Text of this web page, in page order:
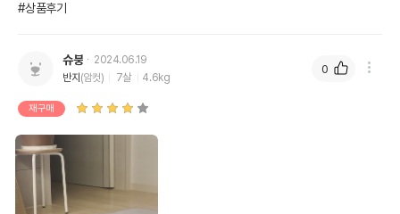
#상품후기
슈붕
2024.06.19
반지 (암컷) 7살 4.6kg
재구매
0